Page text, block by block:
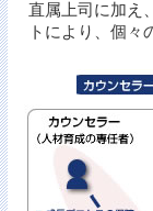
直属上司に加え
トにより、個